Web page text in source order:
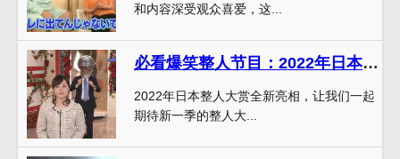
和内容深受观众喜爱，这...
必看爆笑整人节目：2022年日本整人大赏全新亮相
2022年日本整人大赏全新亮相，让我们一起
期待新一季的整人大...